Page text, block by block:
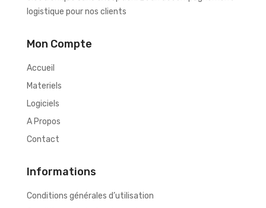
logistique pour nos clients
Mon Compte
Accueil
Materiels
Logiciels
A Propos
Contact
Informations
Conditions générales d’utilisation